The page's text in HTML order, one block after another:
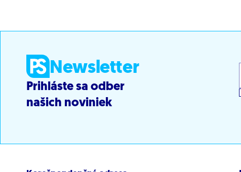
Newsletter
Prihláste sa odber
našich noviniek